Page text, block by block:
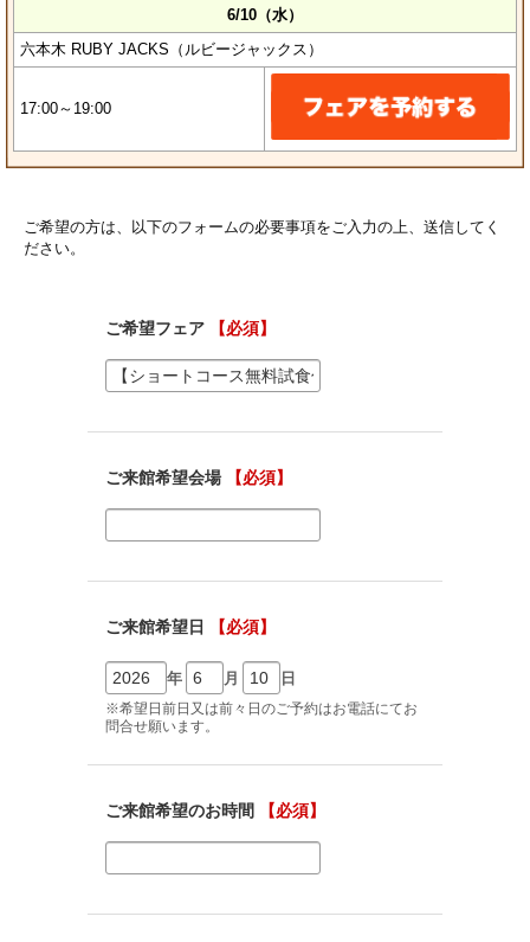
6/10（水）
六本木 RUBY JACKS（ルビージャックス）
17:00～19:00